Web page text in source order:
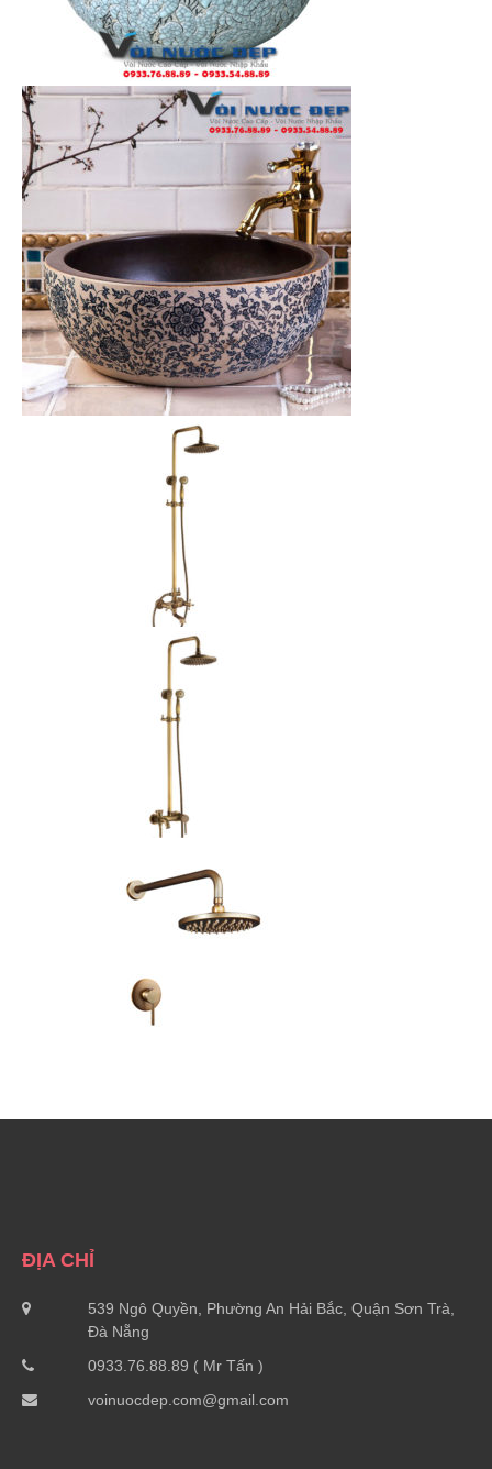
ĐỊA CHỈ
539 Ngô Quyền, Phường An Hải Bắc, Quận Sơn Trà,
Đà Nẵng
0933.76.88.89 ( Mr Tấn )
voinuocdep.com@gmail.com